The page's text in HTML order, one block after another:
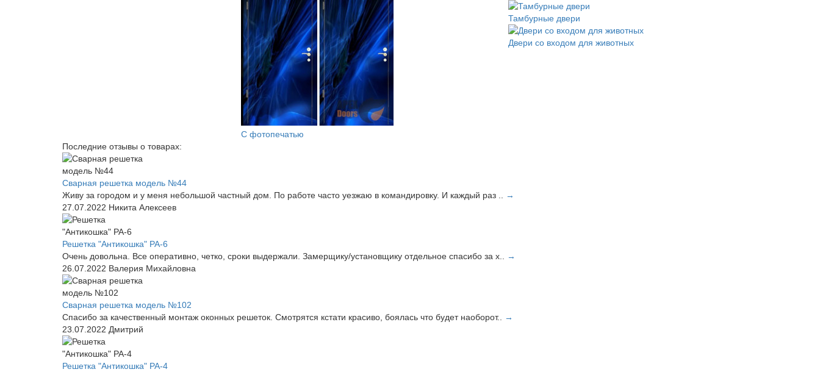
С фотопечатью
Тамбурные двери
Двери со входом для животных
Последние отзывы о товарах:
Сварная решетка модель №44
Живу за городом и у меня небольшой частный дом. По работе часто уезжаю в командировку. И каждый раз .. →
27.07.2022 Никита Алексеев
Решетка "Антикошка" РА-6
Очень довольна. Все оперативно, четко, сроки выдержали. Замерщику/установщику отдельное спасибо за х.. →
26.07.2022 Валерия Михайловна
Сварная решетка модель №102
Спасибо за качественный монтаж оконных решеток. Смотрятся кстати красиво, боялась что будет наоборот.. →
23.07.2022 Дмитрий
Решетка "Антикошка" РА-4